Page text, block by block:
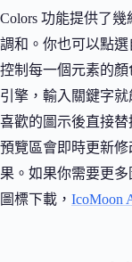
Colors 功能提供了
調和。你也可以點
控制每一個元素的
引擎，輸入關鍵字
喜歡的圖示後直接
預覽區會即時更新
果。如果你需要更多
圖標下載， IcoMoon